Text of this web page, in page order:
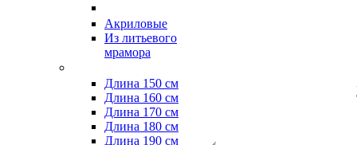
Акриловые
Из литьевого
мрамора
Длина 150 см
Длина 160 см
Длина 170 см
Длина 180 см
Длина 190 см